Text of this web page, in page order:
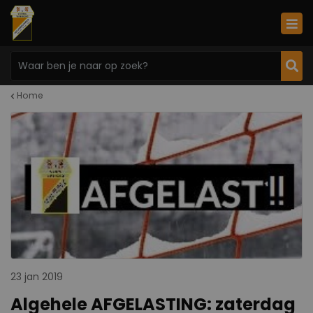
Home
23 jan 2019
Algehele AFGELASTING: zaterdag